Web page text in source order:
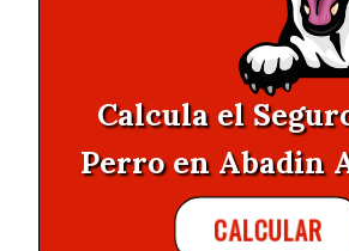
Calcula el
Perro en Abadin
CALCULAR